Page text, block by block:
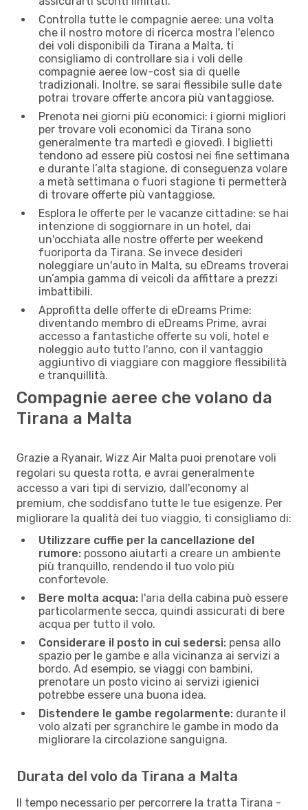
Controlla tutte le compagnie aeree: una volta
che il nostro motore di ricerca mostra l'elenco
dei voli disponibili da Tirana a Malta, ti
consigliamo di controllare sia i voli delle
compagnie aeree low-cost sia di quelle
tradizionali. Inoltre, se sarai flessibile sulle date
potrai trovare offerte ancora più vantaggiose.
Prenota nei giorni più economici: i giorni migliori
per trovare voli economici da Tirana sono
generalmente tra martedì e giovedì. I biglietti
tendono ad essere più costosi nei fine settimana
e durante l’alta stagione, di conseguenza volare
a metà settimana o fuori stagione ti permetterà
di trovare offerte più vantaggiose.
Esplora le offerte per le vacanze cittadine: se hai
intenzione di soggiornare in un hotel, dai
un'occhiata alle nostre offerte per weekend
fuoriporta da Tirana. Se invece desideri
noleggiare un'auto in Malta, su eDreams troverai
un’ampia gamma di veicoli da affittare a prezzi
imbattibili.
Approfitta delle offerte di eDreams Prime:
diventando membro di eDreams Prime, avrai
accesso a fantastiche offerte su voli, hotel e
noleggio auto tutto l'anno, con il vantaggio
aggiuntivo di viaggiare con maggiore flessibilità
e tranquillità.
Compagnie aeree che volano da
Tirana a Malta
Grazie a Ryanair, Wizz Air Malta puoi prenotare voli
regolari su questa rotta, e avrai generalmente
accesso a vari tipi di servizio, dall'economy al
premium, che soddisfano tutte le tue esigenze. Per
migliorare la qualità dei tuo viaggio, ti consigliamo di:
Utilizzare cuffie per la cancellazione del
rumore: possono aiutarti a creare un ambiente
più tranquillo, rendendo il tuo volo più
confortevole.
Bere molta acqua: l'aria della cabina può essere
particolarmente secca, quindi assicurati di bere
acqua per tutto il volo.
Considerare il posto in cui sedersi: pensa allo
spazio per le gambe e alla vicinanza ai servizi a
bordo. Ad esempio, se viaggi con bambini,
prenotare un posto vicino ai servizi igienici
potrebbe essere una buona idea.
Distendere le gambe regolarmente: durante il
volo alzati per sgranchire le gambe in modo da
migliorare la circolazione sanguigna.
Durata del volo da Tirana a Malta
Il tempo necessario per percorrere la tratta Tirana -